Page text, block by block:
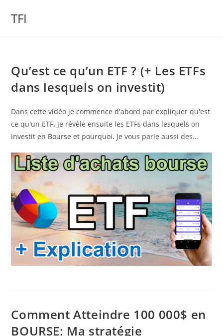
TFI
Qu’est ce qu’un ETF ? (+ Les ETFs
dans lesquels on investit)
Dans cette vidéo je commence d'abord par expliquer qu'est
ce qu'un ETF. Je révèle ensuite les ETFs dans lesquels on
investit en Bourse et pourquoi. Je vous parle aussi des…
Comment Atteindre 100 000$ en
BOURSE: Ma stratégie